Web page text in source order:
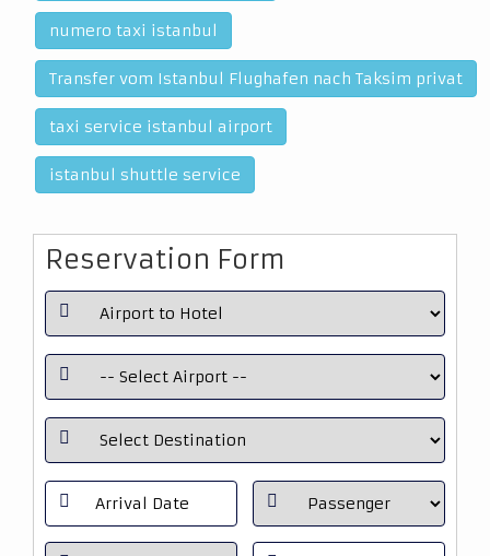
numero taxi istanbul
Transfer vom Istanbul Flughafen nach Taksim privat
taxi service istanbul airport
istanbul shuttle service
Reservation Form